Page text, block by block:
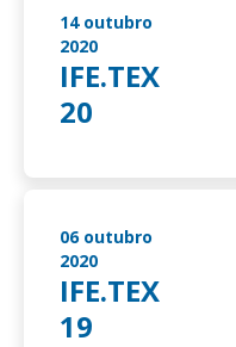
14 outubro
2020
IFE.TEX
20
06 outubro
2020
IFE.TEX
19